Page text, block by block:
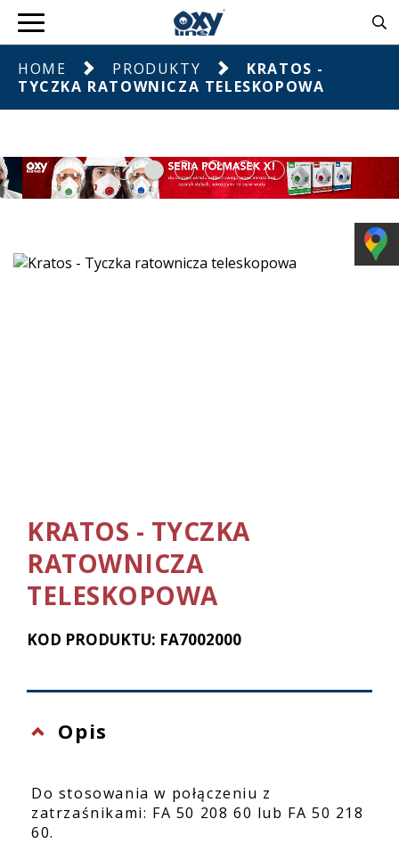
HOME PRODUKTY
KRATOS -
TYCZKA RATOWNICZA TELESKOPOWA
KRATOS - TYCZKA
RATOWNICZA
TELESKOPOWA
KOD PRODUKTU: FA7002000
Opis
Do stosowania w połączeniu z
zatrzaśnikami: FA 50 208 60 lub FA 50 218
60.